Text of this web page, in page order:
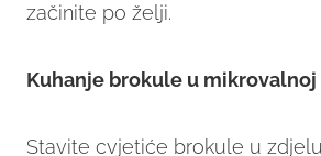
začinite po želji.
Kuhanje brokule u mikrovalnoj
Stavite cvjetiće brokule u